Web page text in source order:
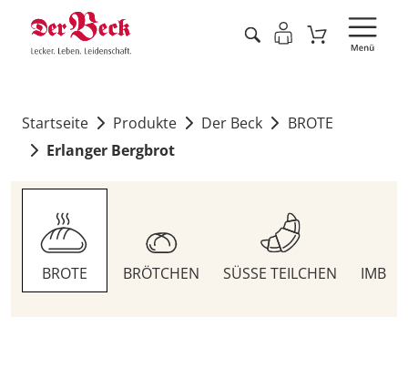
Startseite Produkte Der Beck
BROTE
Erlanger Bergbrot
BROTE BRÖTCHEN SÜSSE TEILCHEN